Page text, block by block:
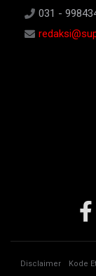
031 -
Disclaimer Kode